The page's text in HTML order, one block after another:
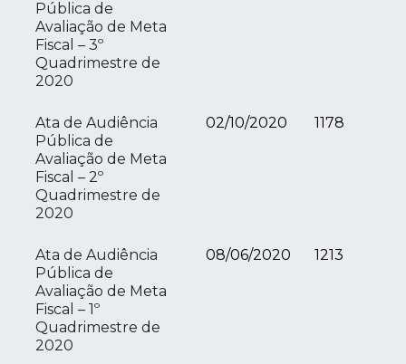
Pública de
Avaliação de Meta
Fiscal – 3º
Quadrimestre de
2020
Ata de Audiência
Pública de
Avaliação de Meta
Fiscal – 2º
Quadrimestre de
2020
02/10/2020 1178
Ata de Audiência
Pública de
Avaliação de Meta
Fiscal – 1º
Quadrimestre de
2020
08/06/2020 1213